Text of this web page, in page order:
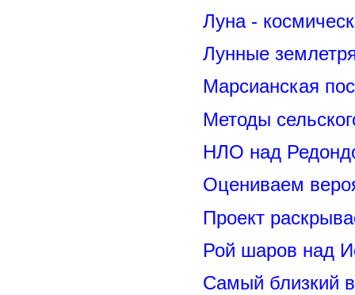
Луна -
Лунные
Марсианская
Методы
НЛО над
Оцениваем
Проект
Рой шаров над
Самый близкий